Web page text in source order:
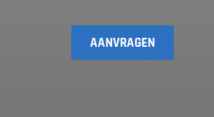
AANVRAGEN